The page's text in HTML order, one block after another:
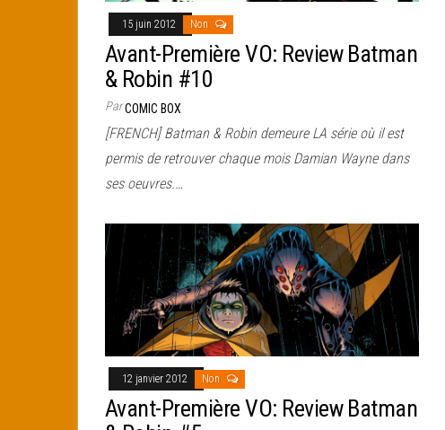
15 juin 2012 Non
Avant-Première VO: Review Batman
& Robin #10
ParCOMIC BOX
[FRENCH] Batman & Robin demeure LA série où il est
permis de retrouver chaque mois Damian Wayne dans
ses oeuvres.…
12 janvier 2012 Non
Avant-Première VO: Review Batman